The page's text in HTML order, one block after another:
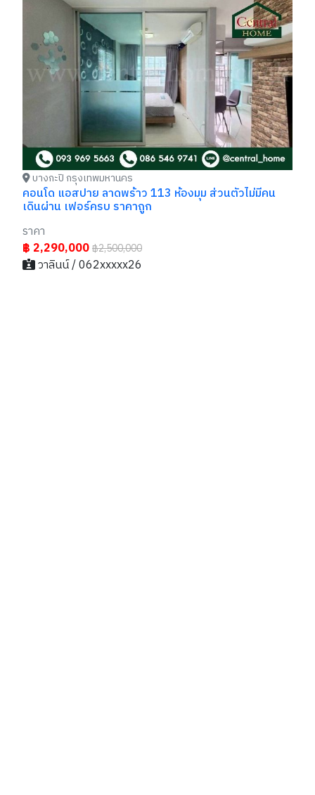
บางกะปิ กรุงเทพมหานคร
คอนโด แอสปาย ลาดพร้าว 113 วิวสวย ไม่มีตึกบัง ทำเลดี
ราคาถูก
ราคา
฿ 2,450,000
วาลินน์ / 062xxxxx26